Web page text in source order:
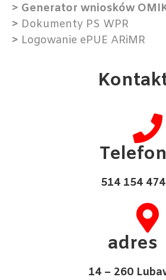
> Generator wniosków
> Dokumenty PS WPR
> Logowanie ePUE ARiMR
Telefon
514 154 474
adres
14 – 260